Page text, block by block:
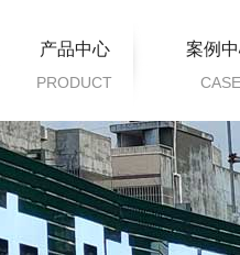
产品中心
PRODUCT
Z-HOME系列
家装产品
给水系列
案例
CASE
工程